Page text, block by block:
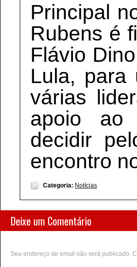
Principal
Rubens é
Flávio
Lula, para
várias
apoio ao
decidir
encontro
Categoria: Notícias
Deixe um Comentário
Seu endereço de email não será publicado.